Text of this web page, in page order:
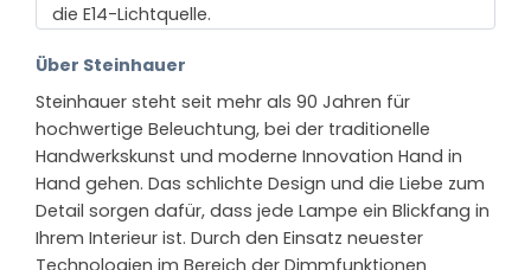
die E14-Lichtquelle.
Über Steinhauer
Steinhauer steht seit mehr als 90 Jahren für
hochwertige Beleuchtung, bei der traditionelle
Handwerkskunst und moderne Innovation Hand in
Hand gehen. Das schlichte Design und die Liebe zum
Detail sorgen dafür, dass jede Lampe ein Blickfang in
Ihrem Interieur ist. Durch den Einsatz neuester
Technologien im Bereich der Dimmfunktionen